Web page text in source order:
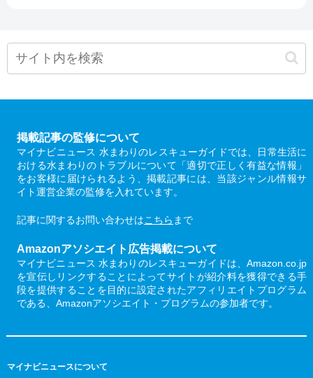
掲載記事の監修について
マイナビニュース 水まわりのレスキューガイドでは、日常生活に
おける水まわりのトラブルについて「適切で正しく有益な情報」
をお客様に届けられるよう、掲載記事には、当該ジャンル情報サ
イト運営企業の監修を入れています。
記事に関するお問い合わせはこちら まで
Amazonアソシエイト広告掲載について
マイナビニュース 水まわりのレスキューガイドは、Amazon.co.jp
を宣伝しリンクすることによってサイトが紹介料を獲得できる手
段を提供することを目的に設定されたアフィリエイトプログラム
である、Amazonアソシエイト・プログラムの参加者です。
マイナビニュースについて